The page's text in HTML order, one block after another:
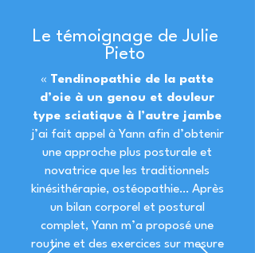
minutes / jours
Hotline
Le témoignage de Julie
Pieto
« Tendinopathie de la patte
d’oie à un genou et douleur
type sciatique à l’autre jambe
j’ai fait appel à Yann afin d’obtenir
une approche plus posturale et
novatrice que les traditionnels
kinésithérapie, ostéopathie… Après
un bilan corporel et postural
complet, Yann m’a proposé une
routine et des exercices sur mesure